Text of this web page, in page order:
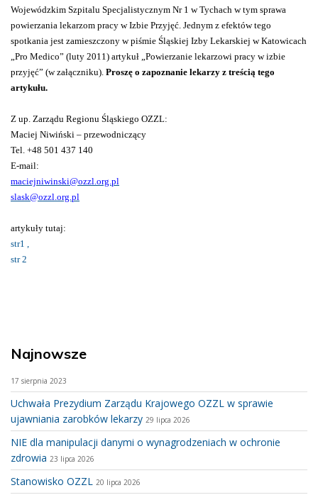
Wojewódzkim Szpitalu Specjalistycznym Nr 1 w Tychach w tym sprawa
powierzania lekarzom pracy w Izbie Przyjęć. Jednym z efektów tego
spotkania jest zamieszczony w piśmie Śląskiej Izby Lekarskiej w Katowicach
„Pro Medico” (luty 2011) artykuł „Powierzanie lekarzowi pracy w izbie
przyjęć” (w załączniku). Proszę o zapoznanie lekarzy z treścią tego
artykułu.
Z up. Zarządu Regionu Śląskiego OZZL:
Maciej Niwiński – przewodniczący
Tel. +48 501 437 140
E-mail:
maciejniwinski@ozzl.org.pl
slask@ozzl.org.pl
artykuły tutaj:
str1 ,
str 2
Najnowsze
17 sierpnia 2023
Uchwała Prezydium Zarządu Krajowego OZZL w sprawie
ujawniania zarobków lekarzy 29 lipca 2026
NIE dla manipulacji danymi o wynagrodzeniach w ochronie
zdrowia 23 lipca 2026
Stanowisko OZZL 20 lipca 2026